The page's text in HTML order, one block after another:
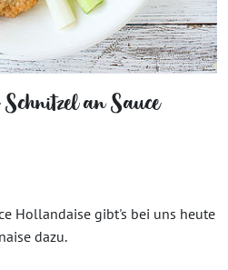
Schnitzel an Sauce
Hollandaise gibt's bei uns heute
dazu.